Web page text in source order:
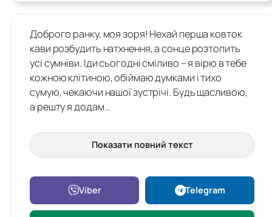
Доброго ранку, моя зоря! Нехай перша ковток
кави розбудить натхнення, а сонце розтопить
усі сумніви. Іди сьогодні сміливо – я вірю в тебе
кожною клітиною, обіймаю думками і тихо
сумую, чекаючи нашої зустрічі. Будь щасливою,
а решту я додам…
Показати повний текст
Viber Telegram